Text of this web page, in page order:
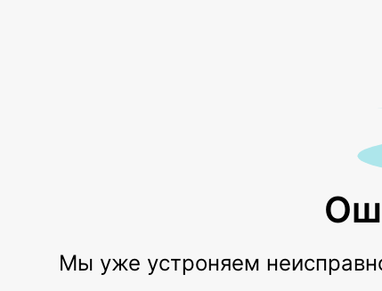
Мы уже устроняем